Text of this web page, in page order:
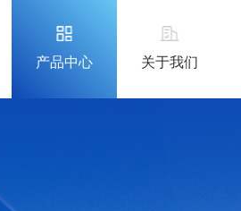
产品中心 关于我们